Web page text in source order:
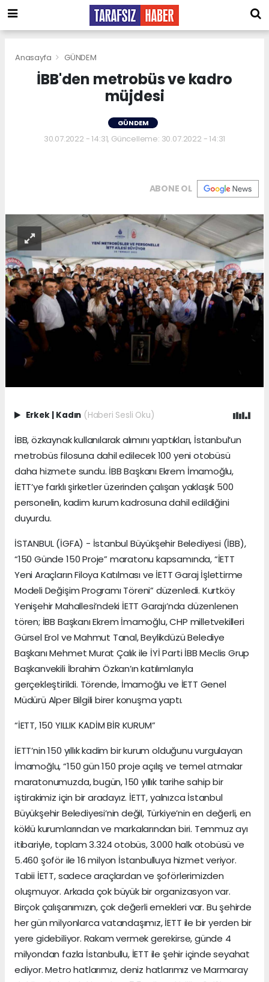
Anasayfa GÜNDEM
İBB'den metrobüs ve kadro
müjdesi
GÜNDEM
30.07.2022 - 14:31, Güncelleme: 30.07.2022 - 14:31
ABONE OL
Erkek | Kadın (Haberi Sesli Oku)
İBB, özkaynak kullanılarak alımını yaptıkları, İstanbul’un
metrobüs filosuna dahil edilecek 100 yeni otobüsü
daha hizmete sundu. İBB Başkanı Ekrem İmamoğlu,
İETT’ye farklı şirketler üzerinden çalışan yaklaşık 500
personelin, kadim kurum kadrosuna dahil edildiğini
duyurdu.
İSTANBUL (İGFA) - İstanbul Büyükşehir Belediyesi (İBB),
“150 Günde 150 Proje” maratonu kapsamında, “İETT
Yeni Araçların Filoya Katılması ve İETT Garaj İşlettirme
Modeli Değişim Programı Töreni” düzenledi. Kurtköy
Yenişehir Mahallesi’ndeki İETT Garajı’nda düzenlenen
tören; İBB Başkanı Ekrem İmamoğlu, CHP milletvekilleri
Gürsel Erol ve Mahmut Tanal, Beylikdüzü Belediye
Başkanı Mehmet Murat Çalık ile İYİ Parti İBB Meclis Grup
Başkanvekili İbrahim Özkan’ın katılımlarıyla
gerçekleştirildi. Törende, İmamoğlu ve İETT Genel
Müdürü Alper Bilgili birer konuşma yaptı.
“İETT, 150 YILLIK KADİM BİR KURUM”
İETT’nin 150 yıllık kadim bir kurum olduğunu vurgulayan
İmamoğlu, “150 gün 150 proje açılış ve temel atmalar
maratonumuzda, bugün, 150 yıllık tarihe sahip bir
iştirakimiz için bir aradayız. İETT, yalnızca İstanbul
Büyükşehir Belediyesi’nin değil, Türkiye’nin en değerli, en
köklü kurumlarından ve markalarından biri. Temmuz ayı
itibariyle, toplam 3.324 otobüs, 3.000 halk otobüsü ve
5.460 şoför ile 16 milyon İstanbulluya hizmet veriyor.
Tabii İETT, sadece araçlardan ve şoförlerimizden
oluşmuyor. Arkada çok büyük bir organizasyon var.
Birçok çalışanımızın, çok değerli emekleri var. Bu şehirde
her gün milyonlarca vatandaşımız, İETT ile bir yerden bir
yere gidebiliyor. Rakam vermek gerekirse, günde 4
milyondan fazla İstanbullu, İETT ile şehir içinde seyahat
ediyor. Metro hatlarımız, deniz hatlarımız ve Marmaray